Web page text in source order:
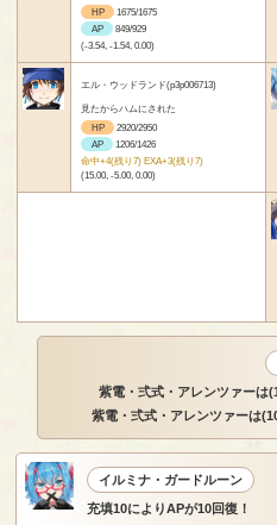
HP
1675/1675
AP
849/929
(-3.54, -1.54, 0.00)
エル・ウッドランド(p3p006713)
見たからハムにされた
HP
2920/2950
AP
1206/1426
命中+4(残り7) EXA+3(残り7)
(15.00, -5.00, 0.00)
紫電・弍式・アレンツァーは
紫電・弍式・アレンツァーは
イルミナ・ガードルーン
充填10によりAPが10回復！